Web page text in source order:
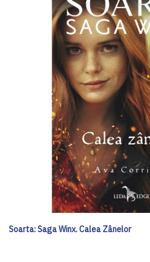
Soarta: Saga Winx. Calea Zânelor